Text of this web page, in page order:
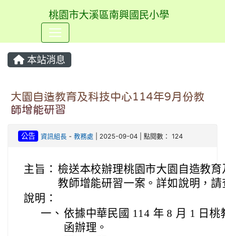
桃園市大溪區南興國民小學
本站消息
大園自造教育及科技中心114年9月份教
師增能研習
公告 資訊組長- 教務處 | 2025-09-04 | 點閱數： 124
主旨： 檢送本校辦理桃園市大園自造教
教師增能研習一案。詳如說明，請
說明：
一、 依據中華民國 114 年 8 月 1 日桃
函辦理。